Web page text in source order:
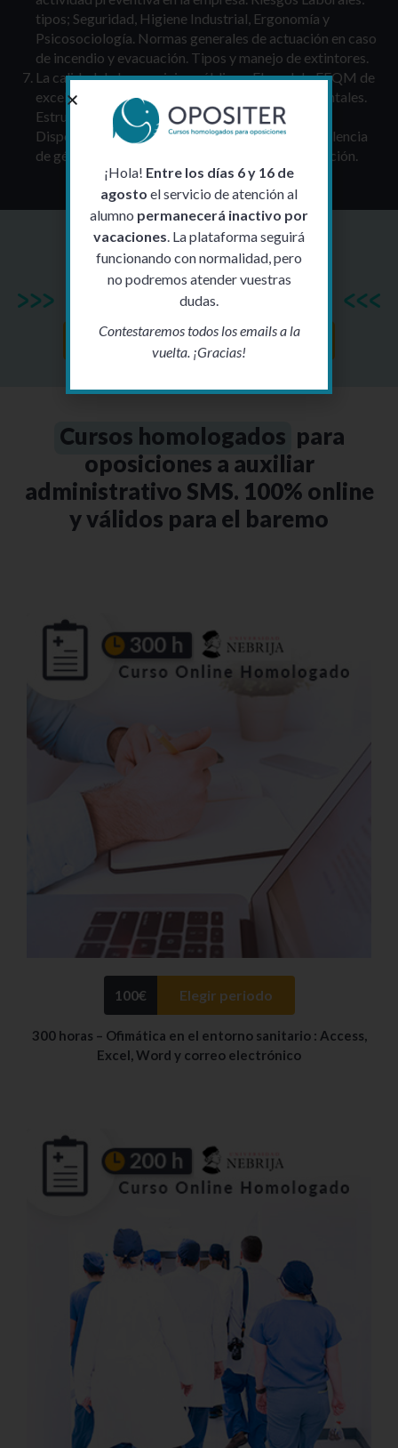
tipos; Seguridad, Higiene Industrial, Ergonomía y
Psicosociología. Normas generales de actuación en caso
de incendio y evacuación. Tipos y manejo de extintores.
La calidad de los servicios públicos. El modelo EFQM de
excelencia. Autoevaluación. Conceptos fundamentales.
Estructura. Criterios de puntuación. Igualdad:
Disposiciones generales. Protección contra la violencia
de género en la Región de Murcia: áreas de actuación.
Suscríbete al blogY recibe10€ de
descuentopara Cursos Homologados
para Oposiciones
Suscribirme
Cursos homologados para
oposiciones a auxiliar
administrativo SMS. 100% online
y válidos para el baremo
100€ Elegir periodo
300 horas – Ofimática en el entorno sanitario : Access,
Excel, Word y correo electrónico
¡Hola! Entre los días 6 y 16 de
agosto el servicio de atención al
alumno permanecerá inactivo por
vacaciones. La plataforma seguirá
funcionando con normalidad, pero
no podremos atender vuestras
dudas.
Contestaremos todos los emails a la
vuelta. ¡Gracias!